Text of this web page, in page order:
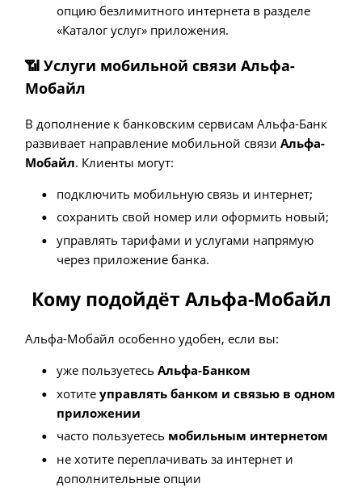
опцию безлимитного интернета в разделе
«Каталог услуг» приложения.
📶 Услуги мобильной связи Альфа-
Мобайл
В дополнение к банковским сервисам Альфа-Банк
развивает направление мобильной связиАльфа-
Мобайл. Клиенты могут:
подключить мобильную связь и интернет;
сохранить свой номер или оформить новый;
управлять тарифами и услугами напрямую
через приложение банка.
Кому подойдёт Альфа-Мобайл
Альфа-Мобайл особенно удобен, если вы:
уже пользуетесь Альфа-Банком
хотите управлять банком и связью в одном
приложении
часто пользуетесь мобильным интернетом
не хотите переплачивать за интернет и
дополнительные опции